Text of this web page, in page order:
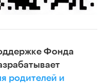
Фонда
родителей и